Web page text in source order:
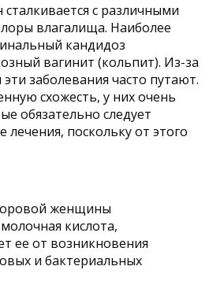
с различными
влагалища. Наиболее
кандидоз
вагинит (кольпит). Из-за
заболевания часто путают.
схожесть, у них очень
обязательно следует
поскольку от этого
женщины
кислота,
ее от возникновения
и бактериальных